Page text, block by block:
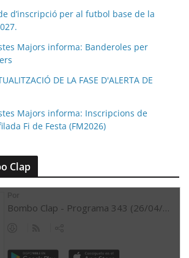
d’inscripció per al futbol base de la
Majors informa: Banderoles per
DE LA FASE D'ALERTA DE
Majors informa: Inscripcions de
Fi de Festa (FM2026)
Clap